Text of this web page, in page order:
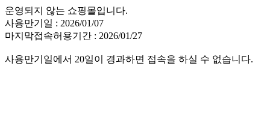
운영되지 않는 쇼핑몰입니다.
사용만기일 : 2026/01/07
마지막접속허용기간 : 2026/01/27
사용만기일에서 20일이 경과하면 접속을 하실 수 없습니다.